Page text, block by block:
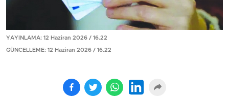
YAYINLAMA: 12 Haziran 2026 / 16.22
GÜNCELLEME: 12 Haziran 2026 / 16.22